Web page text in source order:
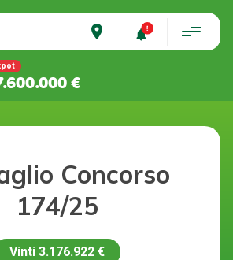
place
€
Concorso
174/25
Vinti 3.176.922 €